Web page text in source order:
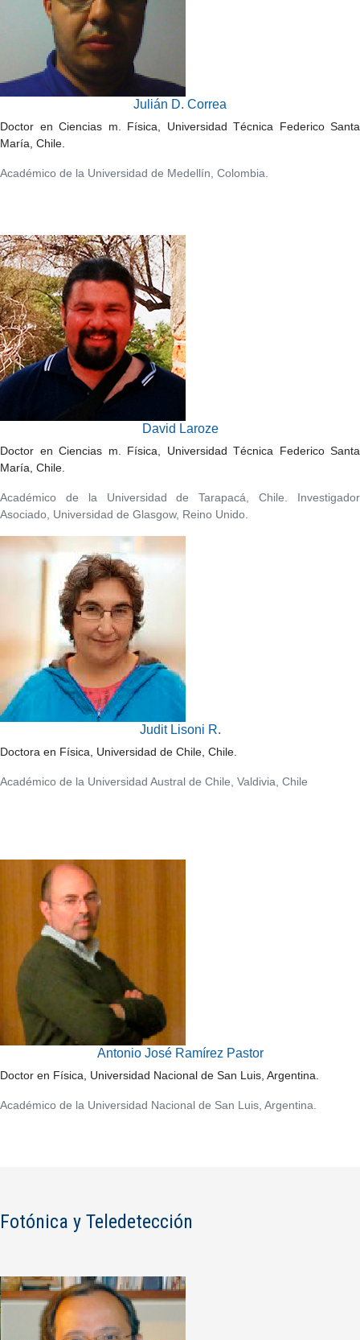
Julián D. Correa
Doctor en Ciencias m. Física, Universidad Técnica Federico Santa
María, Chile.
Académico de la Universidad de Medellín, Colombia.
David Laroze
Doctor en Ciencias m. Física, Universidad Técnica Federico Santa
María, Chile.
Académico de la Universidad de Tarapacá, Chile. Investigador
Asociado, Universidad de Glasgow, Reino Unido.
Judit Lisoni R.
Doctora en Física, Universidad de Chile, Chile.
Académico de la Universidad Austral de Chile, Valdivia, Chile
Antonio José Ramírez Pastor
Doctor en Física, Universidad Nacional de San Luis, Argentina.
Académico de la Universidad Nacional de San Luis, Argentina.
Fotónica y Teledetección